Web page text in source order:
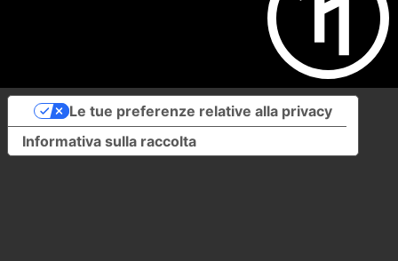
Informativa sulla raccolta
Le tue preferenze relative alla privacy